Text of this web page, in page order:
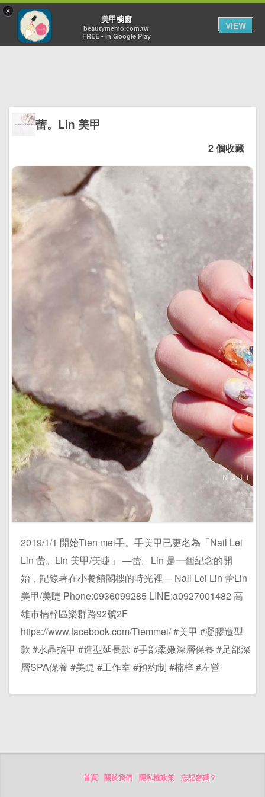
蕾。Lin 美甲
2 個收藏
2019/1/1 開始Tien mei手。手美甲已更名為「Nail Lei
Lin 蕾。Lin 美甲/美睫」 —蕾。Lin 是一個紀念的開
始，記錄著在小餐館閣樓的時光裡— Nail Lei Lin 蕾Lin
美甲/美睫 Phone:0936099285 LINE:a0927001482 高
雄市楠梓區樂群路92號2F
https://www.facebook.com/Tiemmei/ #美甲 #凝膠造型
款 #水晶指甲 #造型延長款 #手部柔嫩深層保養 #足部深
層SPA保養 #美睫 #工作室 #預約制 #楠梓 #左營
首頁 關於我們 隱私權政策 忘記密碼？
×
美甲櫥窗
beautymemo.com.tw
FREE - In Google Play
VIEW